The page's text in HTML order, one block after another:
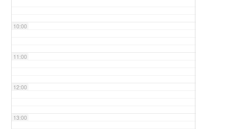
10:00
11:00
12:00
13:00